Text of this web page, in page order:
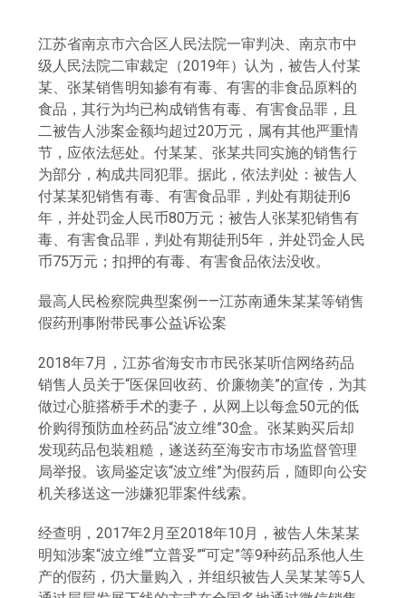
江苏省南京市六合区人民法院一审判决、南京市中
级人民法院二审裁定（2019年）认为，被告人付某
某、张某销售明知掺有有毒、有害的非食品原料的
食品，其行为均已构成销售有毒、有害食品罪，且
二被告人涉案金额均超过20万元，属有其他严重情
节，应依法惩处。付某某、张某共同实施的销售行
为部分，构成共同犯罪。据此，依法判处：被告人
付某某犯销售有毒、有害食品罪，判处有期徒刑6
年，并处罚金人民币80万元；被告人张某犯销售有
毒、有害食品罪，判处有期徒刑5年，并处罚金人民
币75万元；扣押的有毒、有害食品依法没收。
最高人民检察院典型案例——江苏南通朱某某等销售
假药刑事附带民事公益诉讼案
2018年7月，江苏省海安市市民张某听信网络药品
销售人员关于“医保回收药、价廉物美”的宣传，为其
做过心脏搭桥手术的妻子，从网上以每盒50元的低
价购得预防血栓药品“波立维”30盒。张某购买后却
发现药品包装粗糙，遂送药至海安市市场监督管理
局举报。该局鉴定该“波立维”为假药后，随即向公安
机关移送这一涉嫌犯罪案件线索。
经查明，2017年2月至2018年10月，被告人朱某某
明知涉案“波立维”“立普妥”“可定”等9种药品系他人生
产的假药，仍大量购入，并组织被告人吴某某等5人